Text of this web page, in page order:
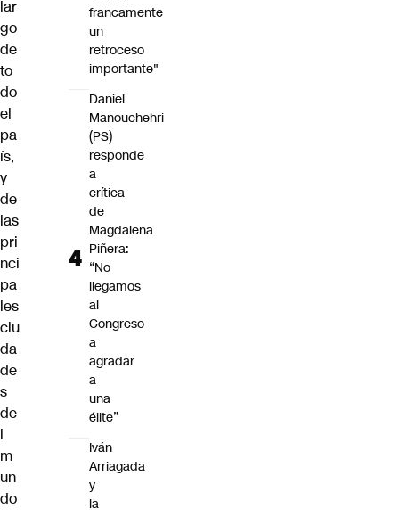
lar
go
de
to
do
el
pa
ís,
y
de
las
pri
nci
pa
les
ciu
da
de
s
de
l
m
un
do
francamente
un
retroceso
importante"
Daniel
Manouchehri
(PS)
responde
a
crítica
de
Magdalena
Piñera:
“No
llegamos
al
Congreso
a
agradar
a
una
élite”
Iván
Arriagada
y
la